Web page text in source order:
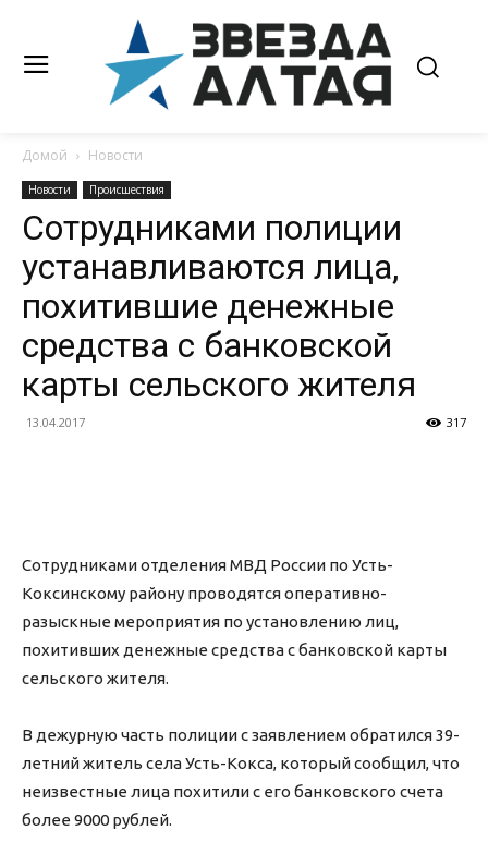
Домой Новости
Новости Происшествия
Сотрудниками полиции
устанавливаются лица,
похитившие денежные
средства с банковской
карты сельского жителя
13.04.2017 317
Сотрудниками отделения МВД России по Усть-
Коксинскому району проводятся оперативно-
разыскные мероприятия по установлению лиц,
похитивших денежные средства с банковской карты
сельского жителя.
В дежурную часть полиции с заявлением обратился 39-
летний житель села Усть-Кокса, который сообщил, что
неизвестные лица похитили с его банковского счета
более 9000 рублей.